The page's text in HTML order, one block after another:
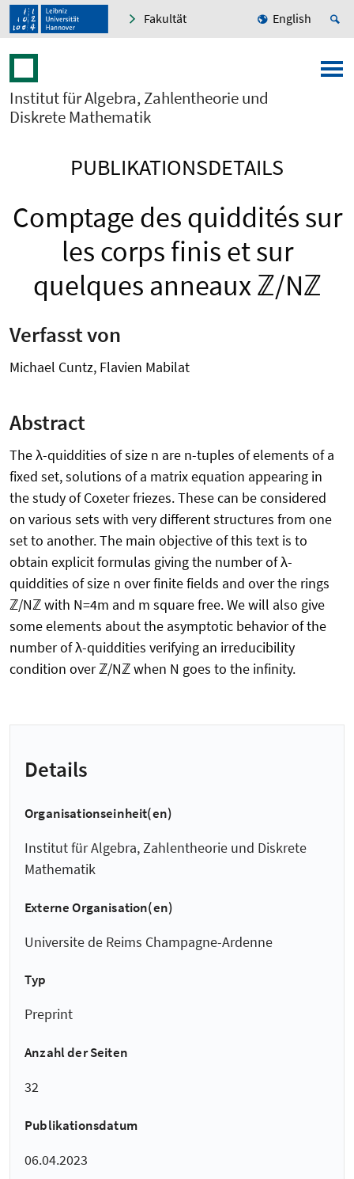
Fakultät English
Institut für Algebra, Zahlentheorie und
Diskrete Mathematik
PUBLIKATIONSDETAILS
Comptage des quiddités sur
les corps finis et sur
quelques anneaux ℤ/Nℤ
Verfasst von
Michael Cuntz, Flavien Mabilat
Abstract
The λ-quiddities of size n are n-tuples of elements of a
fixed set, solutions of a matrix equation appearing in
the study of Coxeter friezes. These can be considered
on various sets with very different structures from one
set to another. The main objective of this text is to
obtain explicit formulas giving the number of λ-
quiddities of size n over finite fields and over the rings
ℤ/Nℤ with N=4m and m square free. We will also give
some elements about the asymptotic behavior of the
number of λ-quiddities verifying an irreducibility
condition over ℤ/Nℤ when N goes to the infinity.
Details
Organisationseinheit(en)
Institut für Algebra, Zahlentheorie und Diskrete
Mathematik
Externe Organisation(en)
Universite de Reims Champagne-Ardenne
Typ
Preprint
Anzahl der Seiten
32
Publikationsdatum
06.04.2023